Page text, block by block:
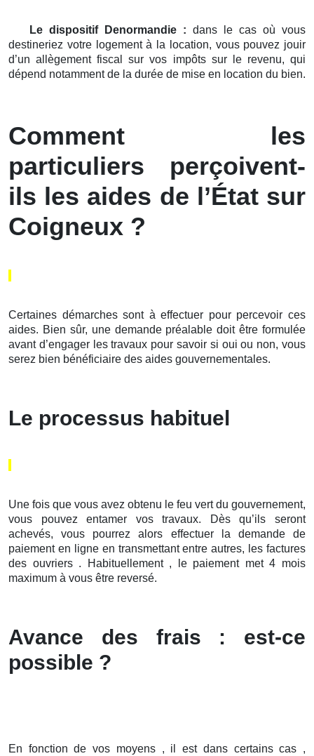
Le dispositif Denormandie : dans le cas où vous
destineriez votre logement à la location, vous pouvez jouir
d’un allègement fiscal sur vos impôts sur le revenu, qui
dépend notamment de la durée de mise en location du bien.
Comment les
particuliers perçoivent-
ils les aides de l’État sur
Coigneux ?
Certaines démarches sont à effectuer pour percevoir ces
aides. Bien sûr, une demande préalable doit être formulée
avant d’engager les travaux pour savoir si oui ou non, vous
serez bien bénéficiaire des aides gouvernementales.
Le processus habituel
Une fois que vous avez obtenu le feu vert du gouvernement,
vous pouvez entamer vos travaux. Dès qu’ils seront
achevés, vous pourrez alors effectuer la demande de
paiement en ligne en transmettant entre autres, les factures
des ouvriers . Habituellement , le paiement met 4 mois
maximum à vous être reversé.
Avance des frais : est-ce
possible ?
En fonction de vos moyens , il est dans certains cas ,